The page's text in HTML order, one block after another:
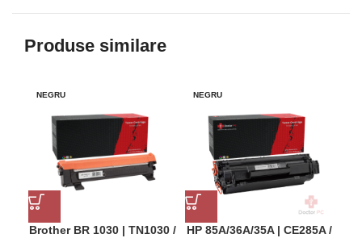
Produse similare
NEGRU
Brother BR 1030 | TN1030 /
NEGRU
HP 85A/36A/35A | CE285A /